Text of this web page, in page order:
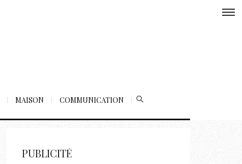
MAISON COMMUNICATION
PUBLICITÉ